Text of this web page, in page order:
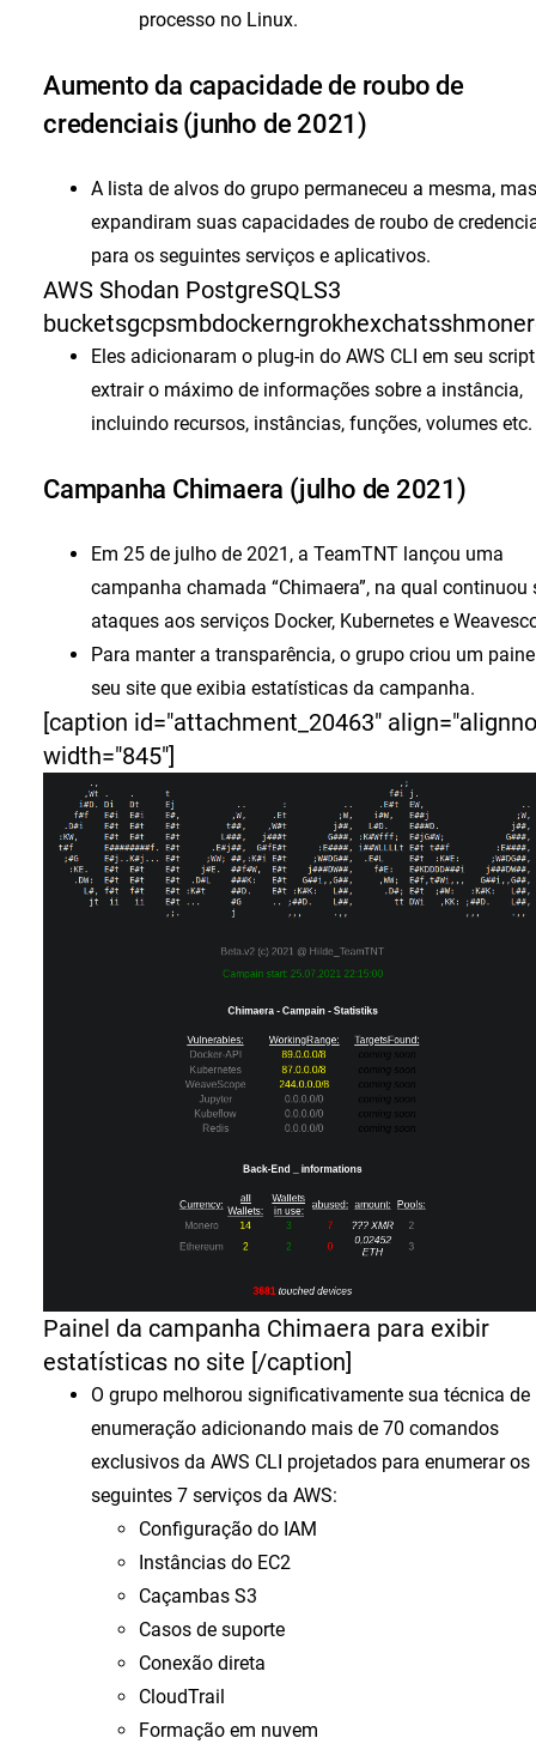
processo no Linux.
Aumento da capacidade de roubo de
credenciais (junho de 2021)
A lista de alvos do grupo permaneceu a mesma,
expandiram suas capacidades de roubo de
para os seguintes serviços e aplicativos.
AWS Shodan PostgreSQLS3
Eles adicionaram o plug-in do AWS CLI em seu
extrair o máximo de informações sobre a instância,
incluindo recursos, instâncias, funções, volumes etc.
Campanha Chimaera (julho de 2021)
Em 25 de julho de 2021, a TeamTNT lançou uma
campanha chamada “Chimaera”, na qual continuou
ataques aos serviços Docker, Kubernetes e
Para manter a transparência, o grupo criou um
seu site que exibia estatísticas da campanha.
[caption id="attachment_20463"
width="845"]
Painel da campanha Chimaera para exibir
estatísticas no site [/caption]
O grupo melhorou significativamente sua técnica de
enumeração adicionando mais de 70 comandos
exclusivos da AWS CLI projetados para enumerar os
seguintes 7 serviços da AWS:
Configuração do IAM
Instâncias do EC2
Caçambas S3
Casos de suporte
Conexão direta
CloudTrail
Formação em nuvem